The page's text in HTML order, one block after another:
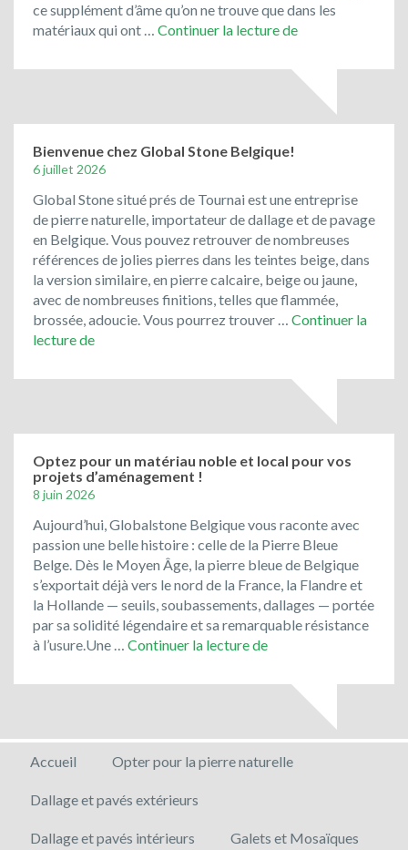
ce supplément d’âme qu’on ne trouve que dans les
matériaux qui ont … Continuer la lecture deLe
les
pavés
de
ont
toujours
la
cote
!
Bienvenue chez Global Stone Belgique!
6 juillet 2026
Global Stone situé prés de Tournai est une entreprise
de pierre naturelle, importateur de dallage et de pavage
en Belgique. Vous pouvez retrouver de nombreuses
références de jolies pierres dans les teintes beige, dans
la version similaire, en pierre calcaire, beige ou jaune,
avec de nombreuses finitions, telles que flammée,
brossée, adoucie. Vous pourrez trouver … Continuer la
lecture deBienvenue
Global
Optez pour un matériau noble et local pour vos
projets d’aménagement !
8 juin 2026
Aujourd’hui, Globalstone Belgique vous raconte avec
passion une belle histoire : celle de la Pierre Bleue
Belge. Dès le Moyen Âge, la pierre bleue de Belgique
s’exportait déjà vers le nord de la France, la Flandre et
la Hollande — seuils, soubassements, dallages — portée
par sa solidité légendaire et sa remarquable résistance
à l’usure.Une … Continuer la lecture deOptez
un
matériau
et
local
d’aménagement
Accueil Opter pour la pierre naturelle
Dallage et pavés extérieurs
Dallage et pavés intérieurs Galets et Mosaïques